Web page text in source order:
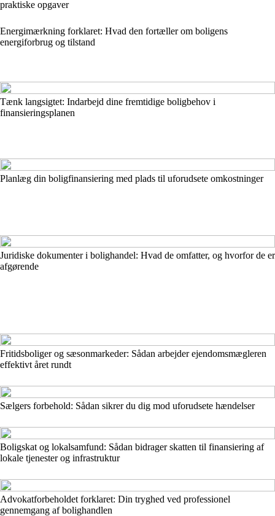
praktiske opgaver
Energimærkning forklaret: Hvad den fortæller om boligens
energiforbrug og tilstand
Tænk langsigtet: Indarbejd dine fremtidige boligbehov i
finansieringsplanen
Planlæg din boligfinansiering med plads til uforudsete omkostninger
Juridiske dokumenter i bolighandel: Hvad de omfatter, og hvorfor de er
afgørende
Fritidsboliger og sæsonmarkeder: Sådan arbejder ejendomsmægleren
effektivt året rundt
Sælgers forbehold: Sådan sikrer du dig mod uforudsete hændelser
Boligskat og lokalsamfund: Sådan bidrager skatten til finansiering af
lokale tjenester og infrastruktur
Advokatforbeholdet forklaret: Din tryghed ved professionel
gennemgang af bolighandlen